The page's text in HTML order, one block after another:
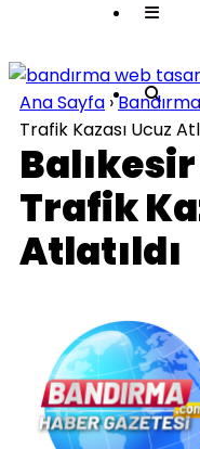
Ana Sayfa ›
Trafik Kazası Ucuz
Trafik
Atlatıldı